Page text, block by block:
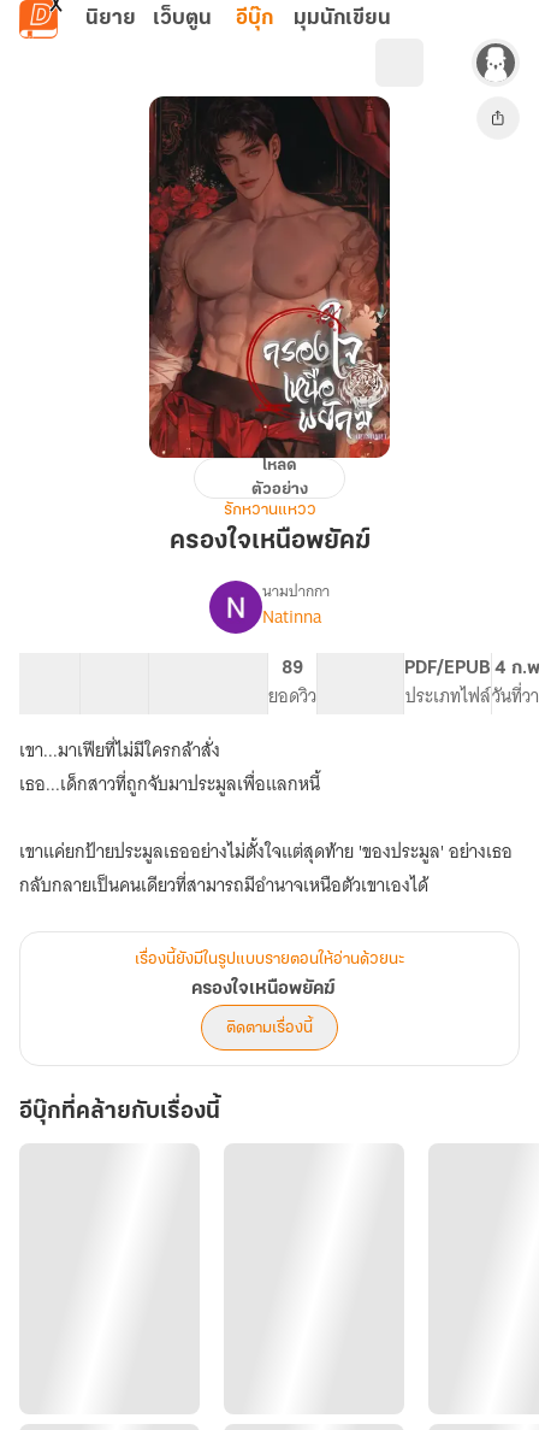
ข้ามไปยังเนื้อหาหลัก
นิยาย เว็บตูน อีบุ๊ก มุมนักเขียน
ครอง
เหนือ
โหลด
ตัวอย่าง
รักหวานแหวว
ครองใจเหนือพยัคฆ์
เรื่อง
ใจ
เหนือ
พยัคฆ์
นามปากกา
Natinna
89
ยอดวิว
PDF/EPUB
ประเภทไฟล์
4 ก.
วันที่ว
เขา...มาเฟียที่ไม่มีใครกล้าสั่ง
เธอ...เด็กสาวที่ถูกจับมาประมูลเพื่อแลกหนี้
เขาแค่ยกป้ายประมูลเธออย่างไม่ตั้งใจแต่สุดท้าย 'ของประมูล' อย่างเธอ
กลับกลายเป็นคนเดียวที่สามารถมีอำนาจเหนือตัวเขาเองได้
เรื่องนี้ยังมีในรูปแบบรายตอนให้อ่านด้วยนะ
ครองใจเหนือพยัคฆ์
ติดตามเรื่องนี้
อีบุ๊กที่คล้ายกับเรื่องนี้